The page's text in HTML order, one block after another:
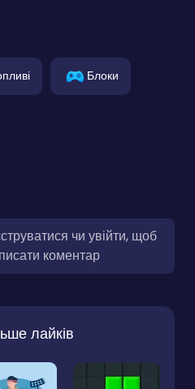
Блоки
чи увійти, щоб
коментар
лайків